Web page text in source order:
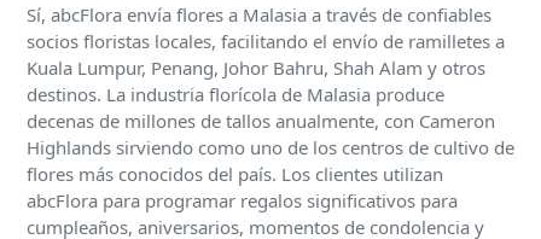
Sí, abcFlora envía flores a Malasia a través de confiables
socios floristas locales, facilitando el envío de ramilletes a
Kuala Lumpur, Penang, Johor Bahru, Shah Alam y otros
destinos. La industria florícola de Malasia produce
decenas de millones de tallos anualmente, con Cameron
Highlands sirviendo como uno de los centros de cultivo de
flores más conocidos del país. Los clientes utilizan
abcFlora para programar regalos significativos para
cumpleaños, aniversarios, momentos de condolencia y